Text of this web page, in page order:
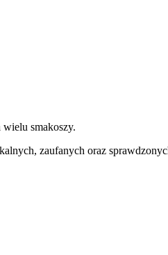
smakoszy.
zaufanych oraz